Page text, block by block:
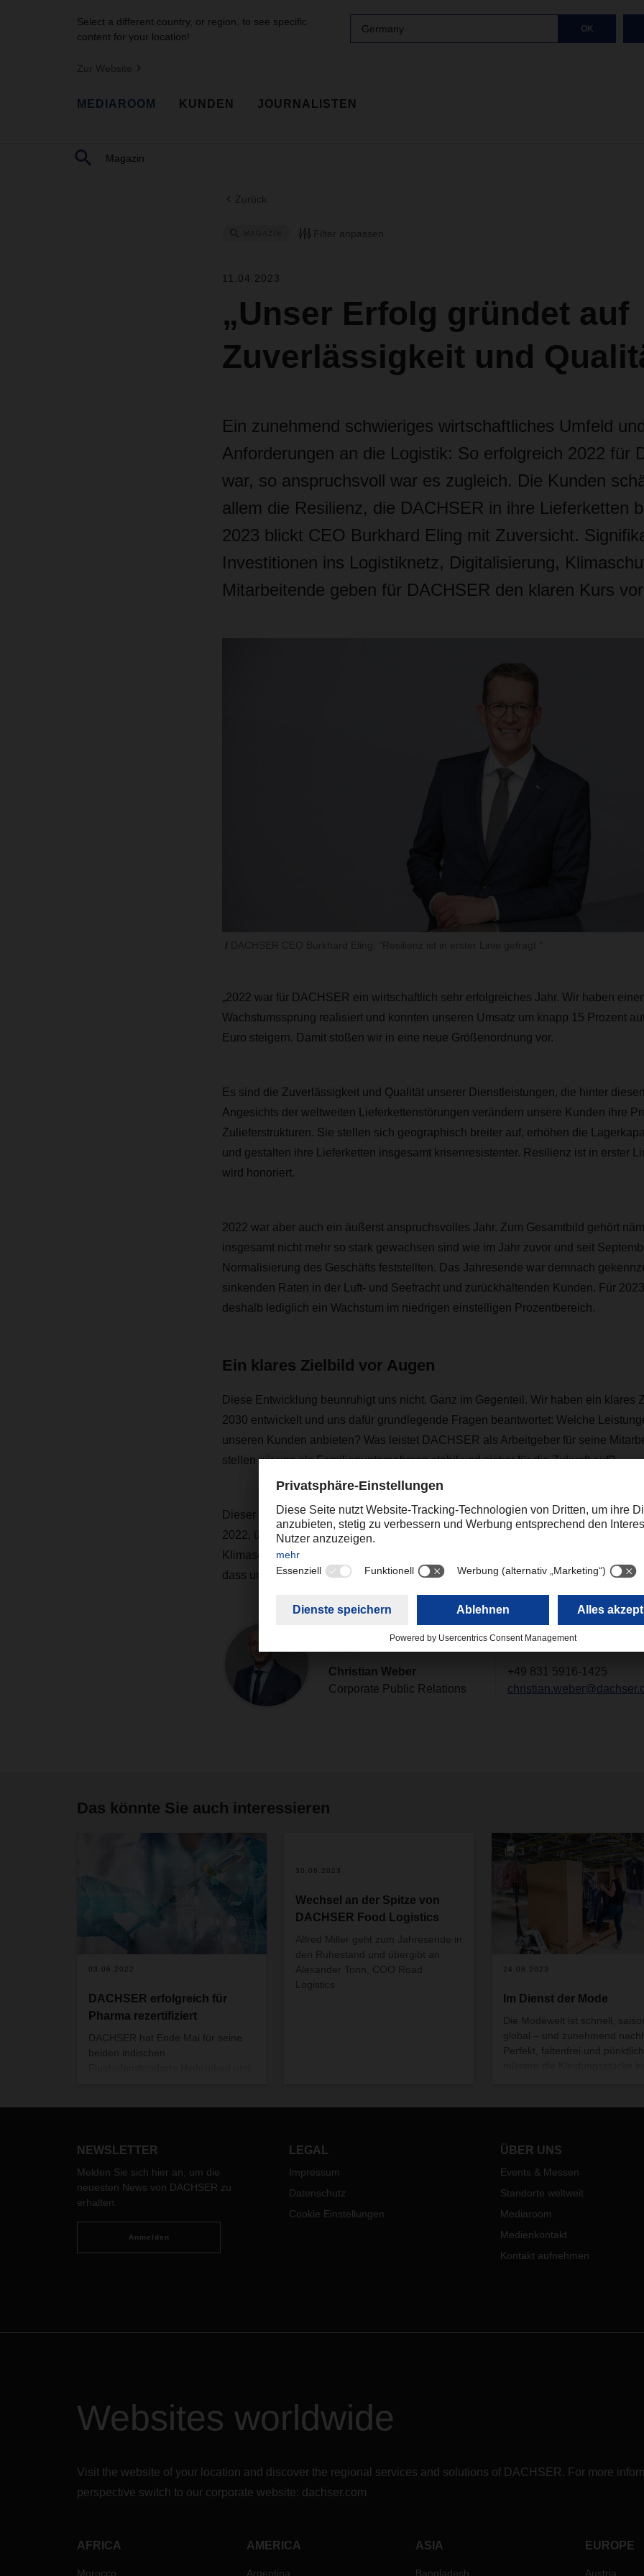
Select a different country, or region, to see specific
content for your location!
Germany OK
Zur Website
MEDIAROOM KUNDEN JOURNALISTEN
Zurück
Filter anpassen
11.04.2023
„Unser Erfolg gründet auf
Zuverlässigkeit und
Ein zunehmend schwieriges wirtschaftliches Umfeld
Anforderungen an die Logistik: So erfolgreich 2022 für
war, so anspruchsvoll war es zugleich. Die Kunden
allem die Resilienz, die DACHSER in ihre Lieferketten
2023 blickt CEO Burkhard Eling mit Zuversicht.
Investitionen ins Logistiknetz, Digitalisierung,
Mitarbeitende geben für DACHSER den klaren Kurs
„2022 war für DACHSER ein wirtschaftlich sehr erfolgreiches Jahr. Wir haben
Wachstumssprung realisiert und konnten unseren Umsatz um knapp 15 Prozent
Euro steigern. Damit stoßen wir in eine neue Größenordnung vor.
Es sind die Zuverlässigkeit und Qualität unserer Dienstleistungen, die hinter
Angesichts der weltweiten Lieferkettenstörungen verändern unsere Kunden ihre
Zulieferstrukturen. Sie stellen sich geographisch breiter auf, erhöhen die
und gestalten ihre Lieferketten insgesamt krisenresistenter. Resilienz ist in erster
wird honoriert.
2022 war aber auch ein äußerst anspruchsvolles Jahr. Zum Gesamtbild gehört
insgesamt nicht mehr so stark gewachsen sind wie im Jahr zuvor und seit
Normalisierung des Geschäfts feststellten. Das Jahresende war demnach
sinkenden Raten in der Luft- und Seefracht und zurückhaltenden Kunden. Für
deshalb lediglich ein Wachstum im niedrigen einstelligen Prozentbereich.
Ein klares Zielbild vor Augen
Diese Entwicklung beunruhigt uns nicht. Ganz im Gegenteil. Wir haben ein klares
2030 entwickelt und uns dafür grundlegende Fragen beantwortet: Welche
unseren Kunden anbieten? Was leistet DACHSER als Arbeitgeber für seine
stellen wir uns als Familienunternehmen stabil und sicher für die Zukunft auf?
Dieser Kompass gibt uns den Kurs vor. In diesen investieren wir signifikant: rund
2022, über 300 Millionen Euro in 2023. Wir erweitern unser Netz, investieren in
Klimaschutz und in unsere Mitarbeitenden. Das sind Rekordsummen, mit denen
dass unser Wachstum in eine neue Liga auch nachhaltig ist.“
Kontakt
Christian Weber
Corporate Public Relations
+49 831 5916-1425
Das könnte Sie auch interessieren
03.06.2022
DACHSER erfolgreich für
Pharma rezertifiziert
DACHSER hat Ende Mai für seine
beiden indischen
Pharma) für den Transport von Life
erneuert.
30.06.2023
Wechsel an der Spitze von
DACHSER Food Logistics
Alfred Miller geht zum Jahresende in
den Ruhestand und übergibt an
Alexander Tonn, COO Road
Logistics
3
24.08.2023
Im Dienst der Mode
Die Modewelt ist schnell,
global – und zunehmend
Perfekt, faltenfrei und pünktlich
Branchenlösung DACHSER
NEWSLETTER
Melden Sie sich hier an, um die
neuesten News von DACHSER zu
erhalten.
Anmelden
LEGAL
Impressum
Datenschutz
Cookie Einstellungen
ÜBER UNS
Events & Messen
Standorte weltweit
Mediaroom
Medienkontakt
Kontakt aufnehmen
Websites worldwide
Visit the website of your location and discover the regional services and solutions of DACHSER. For more
perspective switch to our corporate website: dachser.com
AFRICA
Morocco
AMERICA
Argentina
ASIA
Bangladesh
EUROPE
Austria